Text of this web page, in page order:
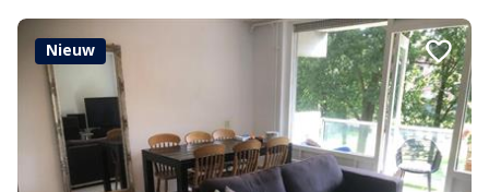
Nieuw